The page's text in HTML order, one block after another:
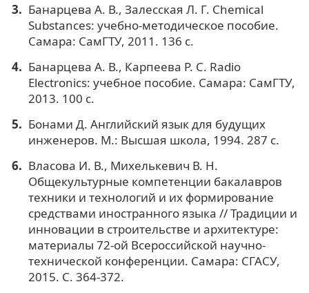
Банарцева А. В., Залесская Л. Г. Chemical
Substances: учебно-методическое пособие.
Самара: СамГТУ, 2011. 136 с.
Банарцева А. В., Карпеева Р. С. Radio
Electronics: учебное пособие. Самара: СамГТУ,
2013. 100 с.
Бонами Д. Английский язык для будущих
инженеров. М.: Высшая школа, 1994. 287 с.
Власова И. В., Михелькевич В. Н.
Общекультурные компетенции бакалавров
техники и технологий и их формирование
средствами иностранного языка // Традиции и
инновации в строительстве и архитектуре:
материалы 72-ой Всероссийской научно-
технической конференции. Самара: СГАСУ,
2015. С. 364-372.